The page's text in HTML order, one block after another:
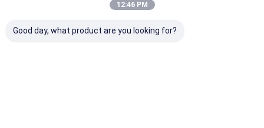
12:46 PM
Good day, what product are you looking for?